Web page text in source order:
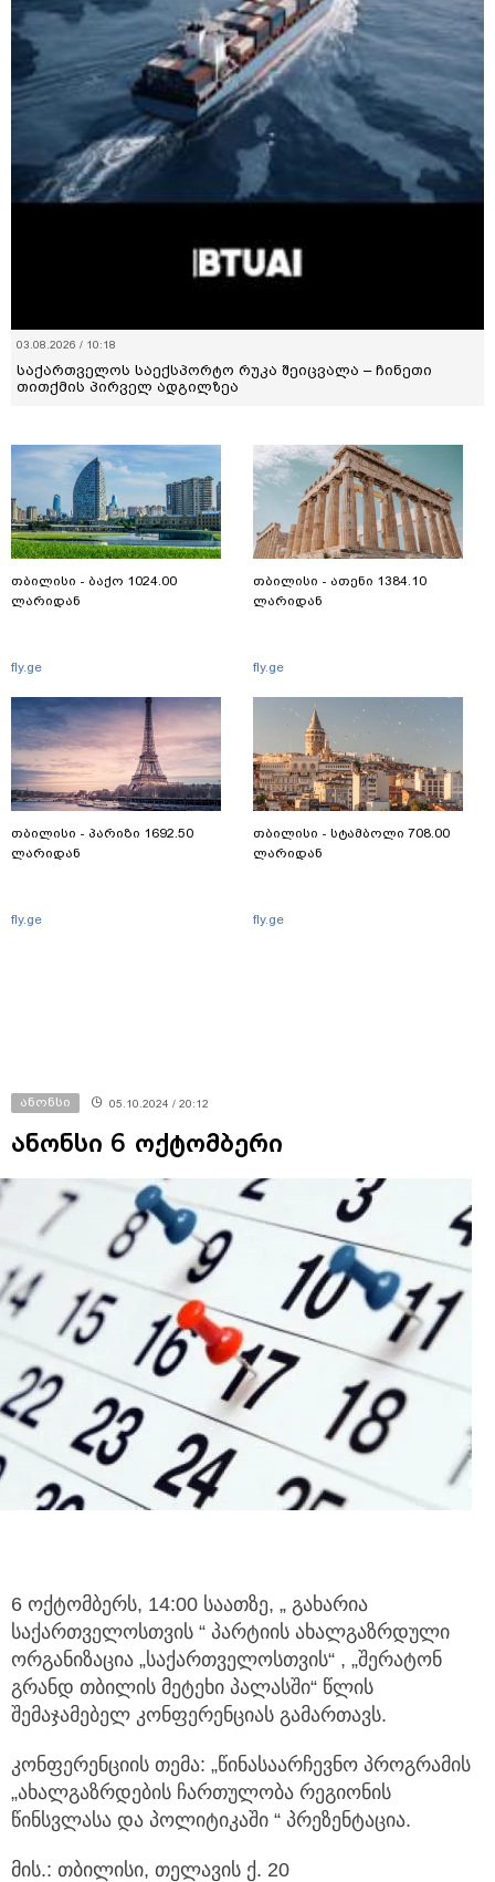
03.08.2026 / 10:18
საქართველოს საექსპორტო რუკა შეიცვალა – ჩინეთი
თითქმის პირველ ადგილზეა
თბილისი - ბაქო 1024.00
ლარიდან
fly.ge
თბილისი - პარიზი 1692.50
ლარიდან
fly.ge
თბილისი - ათენი 1384.10
ლარიდან
fly.ge
თბილისი - სტამბოლი 708.00
ლარიდან
fly.ge
ანონსი 05.10.2024 / 20:12
ანონსი 6 ოქტომბერი
6 ოქტომბერს, 14:00 საათზე, „ გახარია
საქართველოსთვის “ პარტიის ახალგაზრდული
ორგანიზაცია „საქართველოსთვის“ , „შერატონ
გრანდ თბილის მეტეხი პალასში“ წლის
შემაჯამებელ კონფერენციას გამართავს.
კონფერენციის თემა: „წინასაარჩევნო პროგრამის
„ახალგაზრდების ჩართულობა რეგიონის
წინსვლასა და პოლიტიკაში “ პრეზენტაცია.
მის.: თბილისი, თელავის ქ. 20